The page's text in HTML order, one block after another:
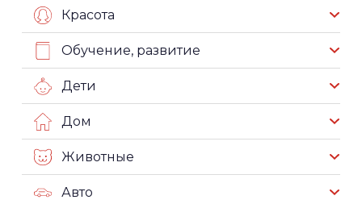
Красота
Обучение, развитие
Дети
Дом
Животные
Авто